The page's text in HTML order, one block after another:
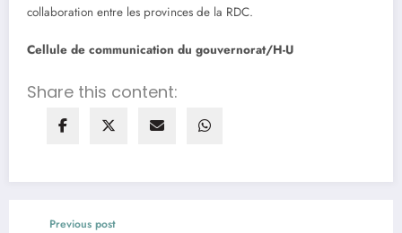
collaboration entre les provinces de la RDC.
Cellule de communication du gouvernorat/H-U
Share this content:
Previous post